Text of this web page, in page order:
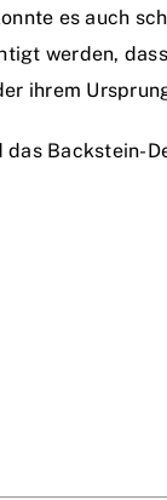
es auch
werden,
ihrem
Backstein-